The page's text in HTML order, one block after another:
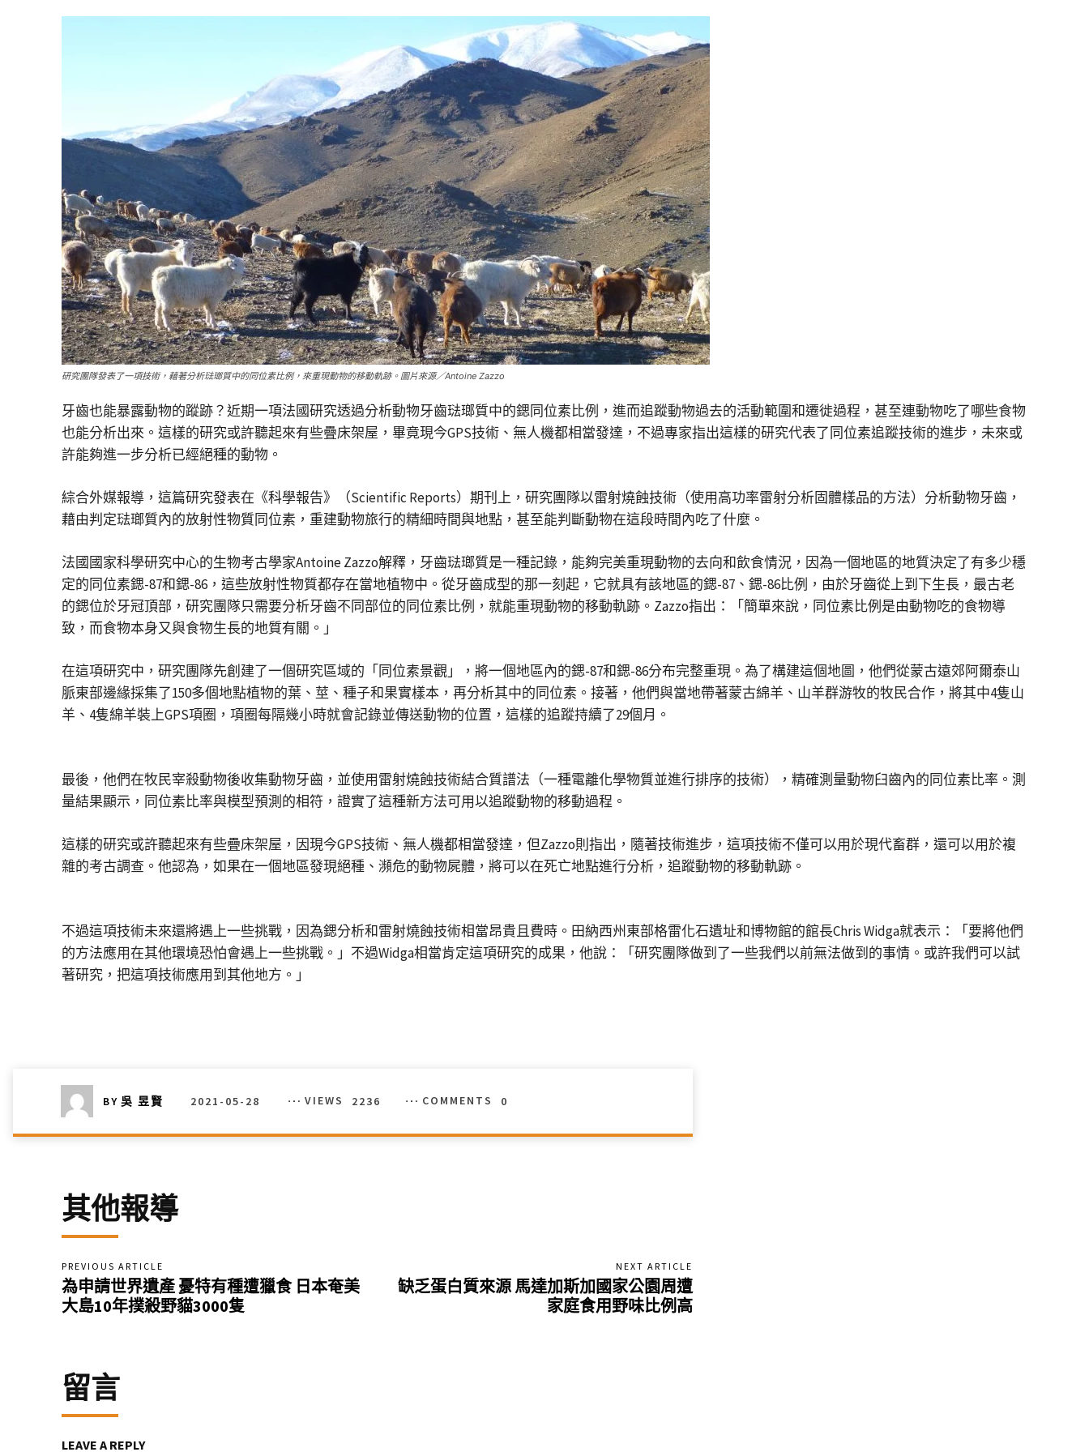
研究團隊發表了一項技術，藉著分析琺瑯質中的同位素比例，來重現動物的移動軌跡。圖片來源／Antoine Zazzo
牙齒也能暴露動物的蹤跡？近期一項法國研究透過分析動物牙齒琺瑯質中的鍶同位素比例，進而追蹤動物過去的活動範圍和遷徙過程，甚至連動物吃了哪些食物
也能分析出來。這樣的研究或許聽起來有些疊床架屋，畢竟現今GPS技術、無人機都相當發達，不過專家指出這樣的研究代表了同位素追蹤技術的進步，未來或
許能夠進一步分析已經絕種的動物。
綜合外媒報導，這篇研究發表在《科學報告》（Scientific Reports）期刊上，研究團隊以雷射燒蝕技術（使用高功率雷射分析固體樣品的方法）分析動物牙齒，
藉由判定琺瑯質內的放射性物質同位素，重建動物旅行的精細時間與地點，甚至能判斷動物在這段時間內吃了什麼。
法國國家科學研究中心的生物考古學家Antoine Zazzo解釋，牙齒琺瑯質是一種記錄，能夠完美重現動物的去向和飲食情況，因為一個地區的地質決定了有多少穩
定的同位素鍶-87和鍶-86，這些放射性物質都存在當地植物中。從牙齒成型的那一刻起，它就具有該地區的鍶-87、鍶-86比例，由於牙齒從上到下生長，最古老
的鍶位於牙冠頂部，研究團隊只需要分析牙齒不同部位的同位素比例，就能重現動物的移動軌跡。Zazzo指出：「簡單來說，同位素比例是由動物吃的食物導
致，而食物本身又與食物生長的地質有關。」
在這項研究中，研究團隊先創建了一個研究區域的「同位素景觀」，將一個地區內的鍶-87和鍶-86分布完整重現。為了構建這個地圖，他們從蒙古遠郊阿爾泰山
脈東部邊緣採集了150多個地點植物的葉、莖、種子和果實樣本，再分析其中的同位素。接著，他們與當地帶著蒙古綿羊、山羊群游牧的牧民合作，將其中4隻山
羊、4隻綿羊裝上GPS項圈，項圈每隔幾小時就會記錄並傳送動物的位置，這樣的追蹤持續了29個月。
最後，他們在牧民宰殺動物後收集動物牙齒，並使用雷射燒蝕技術結合質譜法（一種電離化學物質並進行排序的技術），精確測量動物臼齒內的同位素比率。測
量結果顯示，同位素比率與模型預測的相符，證實了這種新方法可用以追蹤動物的移動過程。
這樣的研究或許聽起來有些疊床架屋，因現今GPS技術、無人機都相當發達，但Zazzo則指出，隨著技術進步，這項技術不僅可以用於現代畜群，還可以用於複
雜的考古調查。他認為，如果在一個地區發現絕種、瀕危的動物屍體，將可以在死亡地點進行分析，追蹤動物的移動軌跡。
不過這項技術未來還將遇上一些挑戰，因為鍶分析和雷射燒蝕技術相當昂貴且費時。田納西州東部格雷化石遺址和博物館的館長Chris Widga就表示：「要將他們
的方法應用在其他環境恐怕會遇上一些挑戰。」不過Widga相當肯定這項研究的成果，他說：「研究團隊做到了一些我們以前無法做到的事情。或許我們可以試
著研究，把這項技術應用到其他地方。」
BY 吳 昱賢 2021-05-28 VIEWS 2236 COMMENTS 0
其他報導
PREVIOUS ARTICLE
為申請世界遺產 憂特有種遭獵食 日本奄美
大島10年撲殺野貓3000隻
NEXT ARTICLE
缺乏蛋白質來源 馬達加斯加國家公園周遭
家庭食用野味比例高
留言
LEAVE A REPLY